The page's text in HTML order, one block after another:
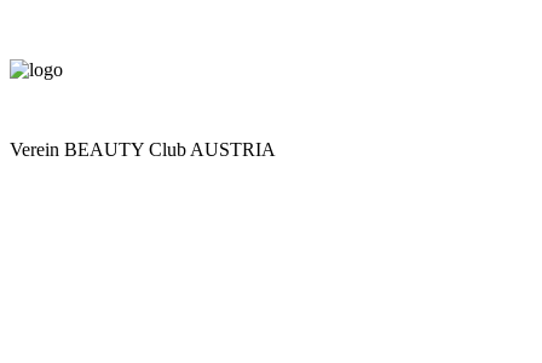
Verein BEAUTY Club AUSTRIA